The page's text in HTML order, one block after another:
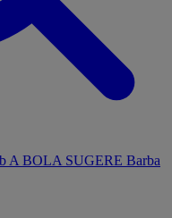
A BOLA SUGERE Barba